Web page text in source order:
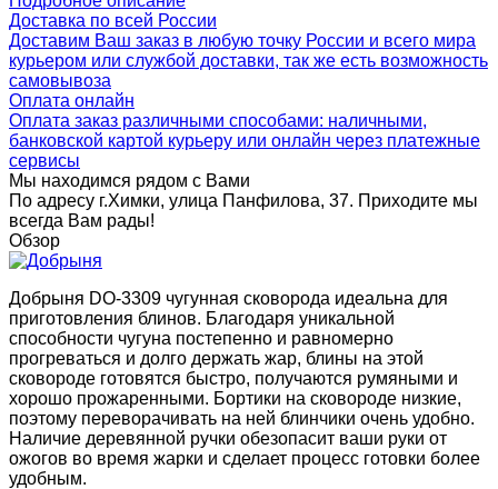
Доставка по всей России
Доставим Ваш заказ в любую точку России и всего мира
курьером или службой доставки, так же есть возможность
самовывоза
Оплата онлайн
Оплата заказ различными способами: наличными,
банковской картой курьеру или онлайн через платежные
сервисы
Мы находимся рядом с Вами
По адресу г.Химки, улица Панфилова, 37. Приходите мы
всегда Вам рады!
Обзор
Добрыня DO-3309 чугунная сковорода идеальна для
приготовления блинов. Благодаря уникальной
способности чугуна постепенно и равномерно
прогреваться и долго держать жар, блины на этой
сковороде готовятся быстро, получаются румяными и
хорошо прожаренными. Бортики на сковороде низкие,
поэтому переворачивать на ней блинчики очень удобно.
Наличие деревянной ручки обезопасит ваши руки от
ожогов во время жарки и сделает процесс готовки более
удобным.